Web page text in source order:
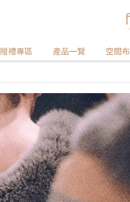
贈禮專區 產品一覽 空間